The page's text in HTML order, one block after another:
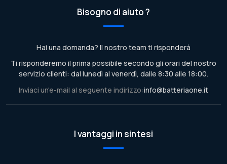
Bisogno di aiuto ?
Hai una domanda? Il nostro team ti risponderà
Ti risponderemo il prima possibile secondo gli orari del nostro
servizio clienti: dal lunedì al venerdì, dalle 8:30 alle 18:00.
Inviaci un'e-mail al seguente indirizzo:info@batteriaone.it
I vantaggi in sintesi